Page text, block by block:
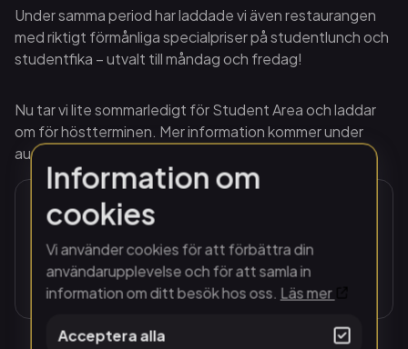
Under samma period har laddade vi även restaurangen
med riktigt förmånliga specialpriser på studentlunch och
studentfika – utvalt till måndag och fredag!
Nu tar vi lite sommarledigt för Student Area och laddar
om för höstterminen. Mer information kommer under
augusti!
Student Area är stängt och
öppnar igen efter sommaren!
Information om
cookies
Vi använder cookies för att förbättra din
användarupplevelse och för att samla in
information om ditt besök hos oss. Läs mer
Acceptera alla